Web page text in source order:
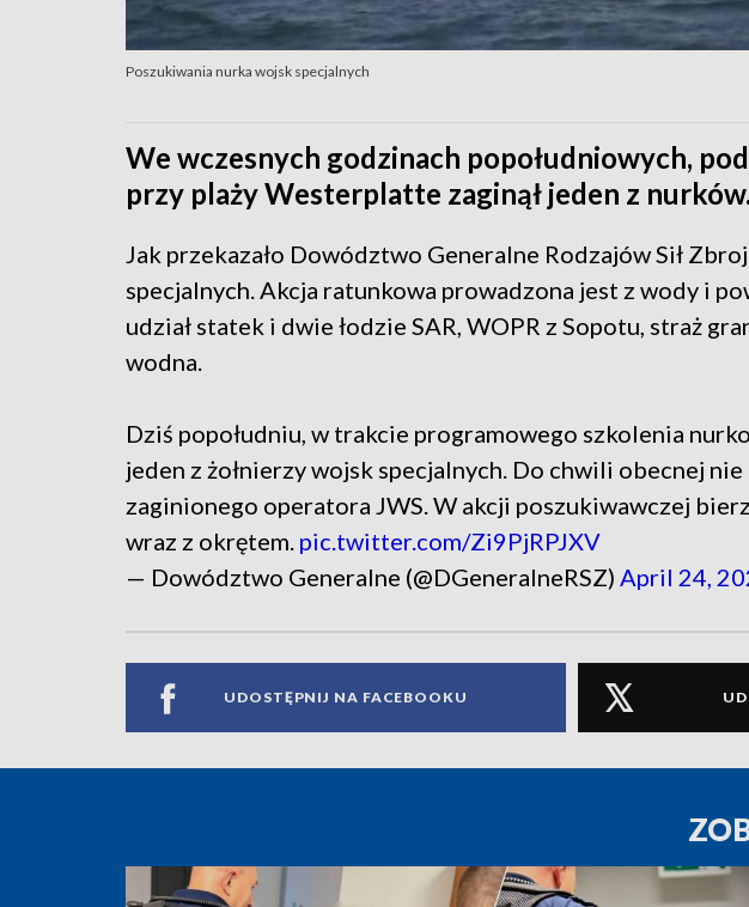
Poszukiwania nurka wojsk specjalnych
We wczesnych godzinach popołudniowych,
przy plaży Westerplatte zaginął jeden z nurków.
Jak przekazało Dowództwo Generalne Rodzajów Sił
specjalnych. Akcja ratunkowa prowadzona jest z wody i
udział statek i dwie łodzie SAR, WOPR z Sopotu, straż
wodna.
Dziś popołudniu, w trakcie programowego szkolenia
jeden z żołnierzy wojsk specjalnych. Do chwili obecnej nie
zaginionego operatora JWS. W akcji poszukiwawczej
wraz z okrętem. pic.twitter.com/Zi9PjRPJXV
— Dowództwo Generalne (@DGeneralneRSZ) April 24,
UDOSTĘPNIJ NA FACEBOOKU